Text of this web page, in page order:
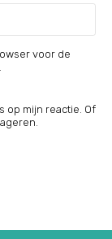
voor de
op mijn reactie. Of